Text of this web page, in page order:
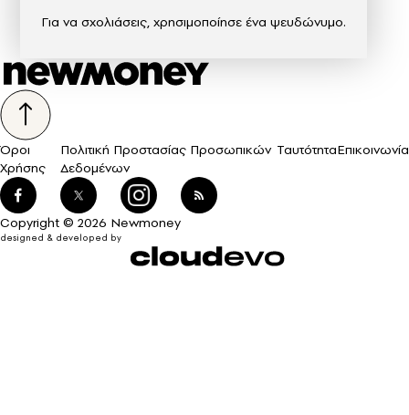
Για να σχολιάσεις, χρησιμοποίησε ένα ψευδώνυμο.
Όροι
Χρήσης
Πολιτική Προστασίας Προσωπικών
Δεδομένων
ΤαυτότηταΕπικοινωνία
Copyright © 2026 Newmoney
designed & developed by